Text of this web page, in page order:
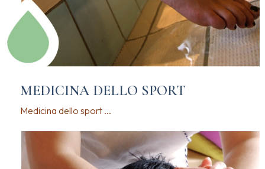
MEDICINA DELLO SPORT
Medicina dello sport ...